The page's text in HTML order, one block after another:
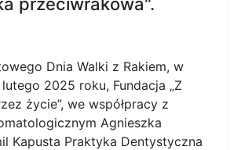
Dnia Walki z Rakiem, w
2025 roku, Fundacja „Z
życie”, we współpracy z
Agnieszka
Kapusta Praktyka Dentystyczna